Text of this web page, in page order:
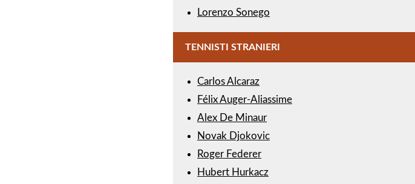
Lorenzo Sonego
TENNISTI STRANIERI
Carlos Alcaraz
Félix Auger-Aliassime
Alex De Minaur
Novak Djokovic
Roger Federer
Hubert Hurkacz